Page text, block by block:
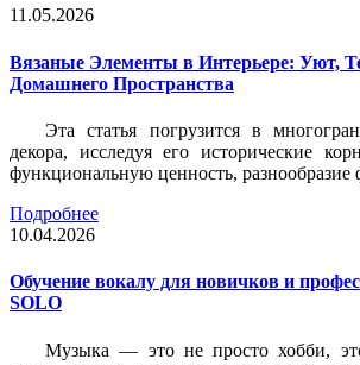
11.05.2026
Вязаные Элементы в Интерьере: Уют,
Домашнего Пространства
Эта статья погрузится в
декора, исследуя его исторические
функциональную ценность, разнообразие
Подробнее
10.04.2026
Обучение вокалу для новичков и
SOLO
Музыка — это не просто хобби,